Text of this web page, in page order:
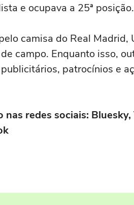
e ocupava a 25ª posição.
camisa do Real Madrid,
campo. Enquanto isso,
patrocínios e
nas redes sociais: